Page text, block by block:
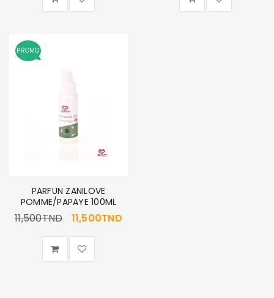
PROMO
PARFUN ZANILOVE
POMME/PAPAYE 100ML
11,500TND 11,500TND